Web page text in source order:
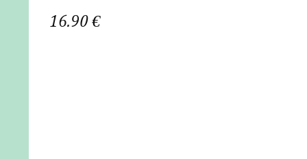
16.90 €